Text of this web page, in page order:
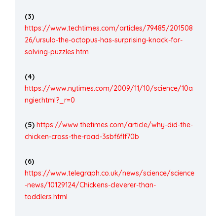
(3)
https://www.techtimes.com/articles/79485/201508
26/ursula-the-octopus-has-surprising-knack-for-
solving-puzzles.htm
(4)
https://www.nytimes.com/2009/11/10/science/10a
ngier.html?_r=0
(5) https://www.thetimes.com/article/why-did-the-
chicken-cross-the-road-3sbf6flf70b
(6)
https://www.telegraph.co.uk/news/science/science
-news/10129124/Chickens-cleverer-than-
toddlers.html